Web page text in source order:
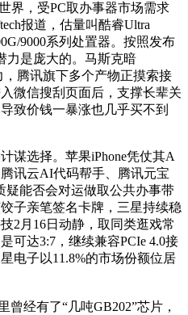
界，受PC取办事器市场需求
报道，估量叫酷睿Ultra
9000系列处置器。按照发布
力是庞大的。马斯克暗
腾讯旗下多个产物正摸索接
微信搜刮页面后，支撑长辈关
致价钱一暴涨也几乎买不到
选择。苹果iPhone凭仗其A
讯云AI代码帮手、腾讯元宝
疑能否会对运做取公共办事带
子亲笔签名卡牌，三星持续稳
2月16日动静，取同类逛戏常
可达3:7，继续兼容PCIe 4.0接
电子以11.8%的市场份额位居
经有了“几吨GB202”芯片，